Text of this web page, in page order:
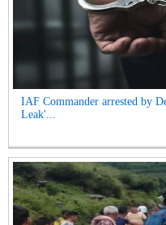
IAF Commander arrested by
Leak'...